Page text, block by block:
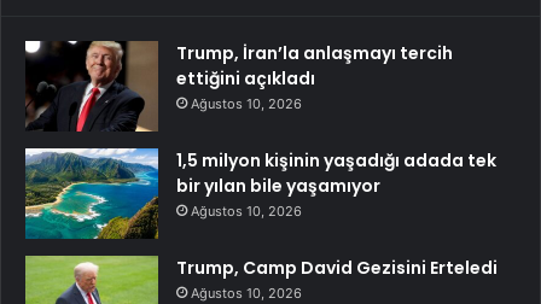
Trump, İran’la anlaşmayı tercih
ettiğini açıkladı
Ağustos 10, 2026
1,5 milyon kişinin yaşadığı adada tek
bir yılan bile yaşamıyor
Ağustos 10, 2026
Trump, Camp David Gezisini Erteledi
Ağustos 10, 2026